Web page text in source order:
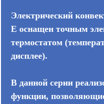
Электрический
E оснащен точным
термостатом
дисплее).
В данной серии
функции,